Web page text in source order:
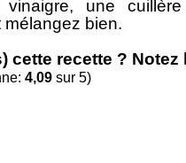
une cuillère
mélangez bien.
cette recette ? Notez
4,09 sur 5)